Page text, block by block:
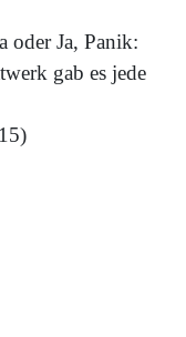
oder Ja, Panik:
gab es jede